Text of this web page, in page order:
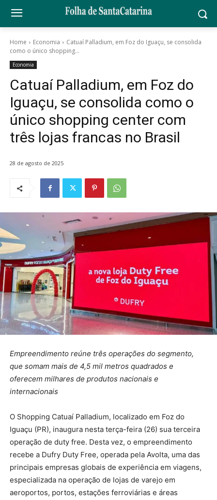
Home Economia
Catuaí Palladium, em Foz do Iguaçu, se consolida
como o único shopping...
Economia
Catuaí Palladium, em Foz do
Iguaçu, se consolida como o
único shopping center com
três lojas francas no Brasil
28 de agosto de 2025
Empreendimento reúne três operações do segmento,
que somam mais de 4,5 mil metros quadrados e
oferecem milhares de produtos nacionais e
internacionais
O Shopping Catuaí Palladium, localizado em Foz do
Iguaçu (PR), inaugura nesta terça-feira (26) sua terceira
operação de duty free. Desta vez, o empreendimento
recebe a Dufry Duty Free, operada pela Avolta, uma das
principais empresas globais de experiência em viagens,
especializada na operação de lojas de varejo em
aeroportos, portos, estações ferroviárias e áreas